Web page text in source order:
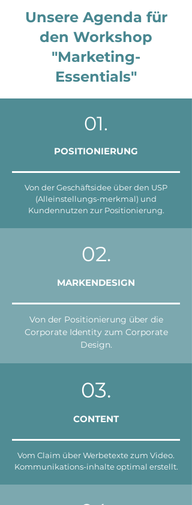
Unsere Agenda für
den Workshop
"Marketing-
Essentials"
01.
POSITIONIERUNG
Von der Geschäftsidee über den USP
(Alleinstellungs-merkmal) und
Kundennutzen zur Positionierung.
02.
MARKENDESIGN
Von der Positionierung über die
Corporate Identity zum Corporate
Design.
03.
CONTENT
Vom Claim über Werbetexte zum Video.
Kommunikations-inhalte optimal erstellt.